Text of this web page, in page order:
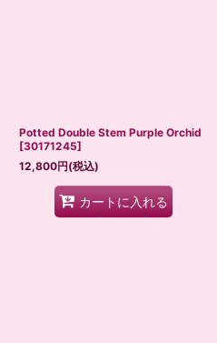
Potted Double Stem Purple Orchid
[30171245]
12,800円(税込)
カートに入れる